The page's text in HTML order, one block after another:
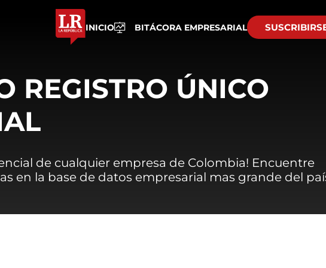
INICIO BITÁCORA EMPRESARIAL
REGISTRO ÚNICO
de cualquier empresa de Colombia! Encuentre
en la base de datos empresarial mas grande del